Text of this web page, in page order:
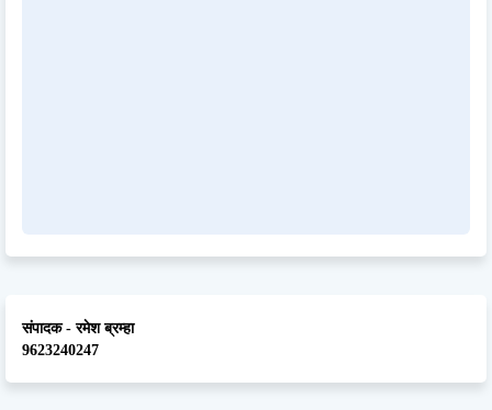
संपादक - रमेश ब्रम्हा
9623240247